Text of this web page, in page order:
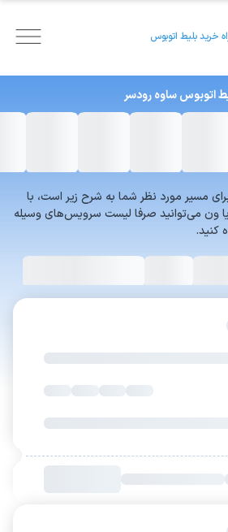
خرید بلیط اتوبوس
اتوبوس ساوه رودسر
سرویس‌های سفر۷۲۴ برای مسیر مورد نظر شما به شرح زیر است، با
یا ون می‌توانید صرفا لیست سرویس‌های وسیله
کنید.